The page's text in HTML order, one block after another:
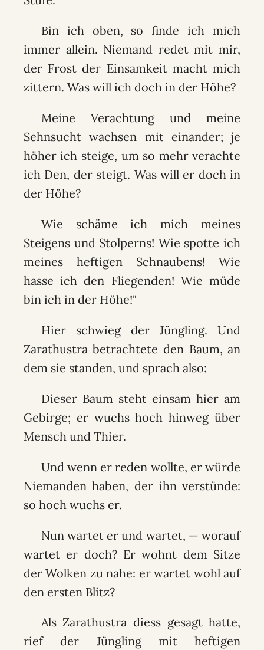
Bin ich oben, so finde ich mich
immer allein. Niemand redet mit mir,
der Frost der Einsamkeit macht mich
zittern. Was will ich doch in der Höhe?
Meine Verachtung und meine
Sehnsucht wachsen mit einander; je
höher ich steige, um so mehr verachte
ich Den, der steigt. Was will er doch in
der Höhe?
Wie schäme ich mich meines
Steigens und Stolperns! Wie spotte ich
meines heftigen Schnaubens! Wie
hasse ich den Fliegenden! Wie müde
bin ich in der Höhe!"
Hier schwieg der Jüngling. Und
Zarathustra betrachtete den Baum, an
dem sie standen, und sprach also:
Dieser Baum steht einsam hier am
Gebirge; er wuchs hoch hinweg über
Mensch und Thier.
Und wenn er reden wollte, er würde
Niemanden haben, der ihn verstünde:
so hoch wuchs er.
Nun wartet er und wartet, — worauf
wartet er doch? Er wohnt dem Sitze
der Wolken zu nahe: er wartet wohl auf
den ersten Blitz?
Als Zarathustra diess gesagt hatte,
rief der Jüngling mit heftigen